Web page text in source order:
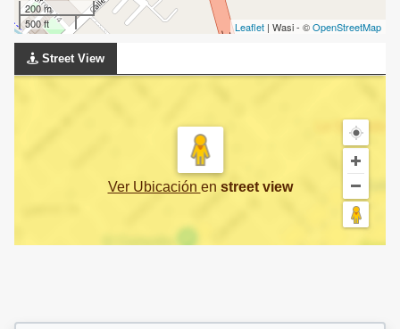
200 m
500 ft
Leaflet | Wasi - ©OpenStreetMap
Street View
Ver Ubicación en street view